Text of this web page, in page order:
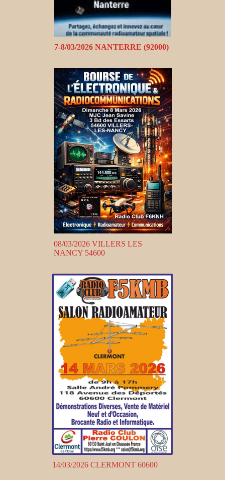
7-8/03/2026 NANTERRE (92000)
08/03/2026 VILLERS LES
NANCY 54600
14/03/2026 CLERMONT 60600